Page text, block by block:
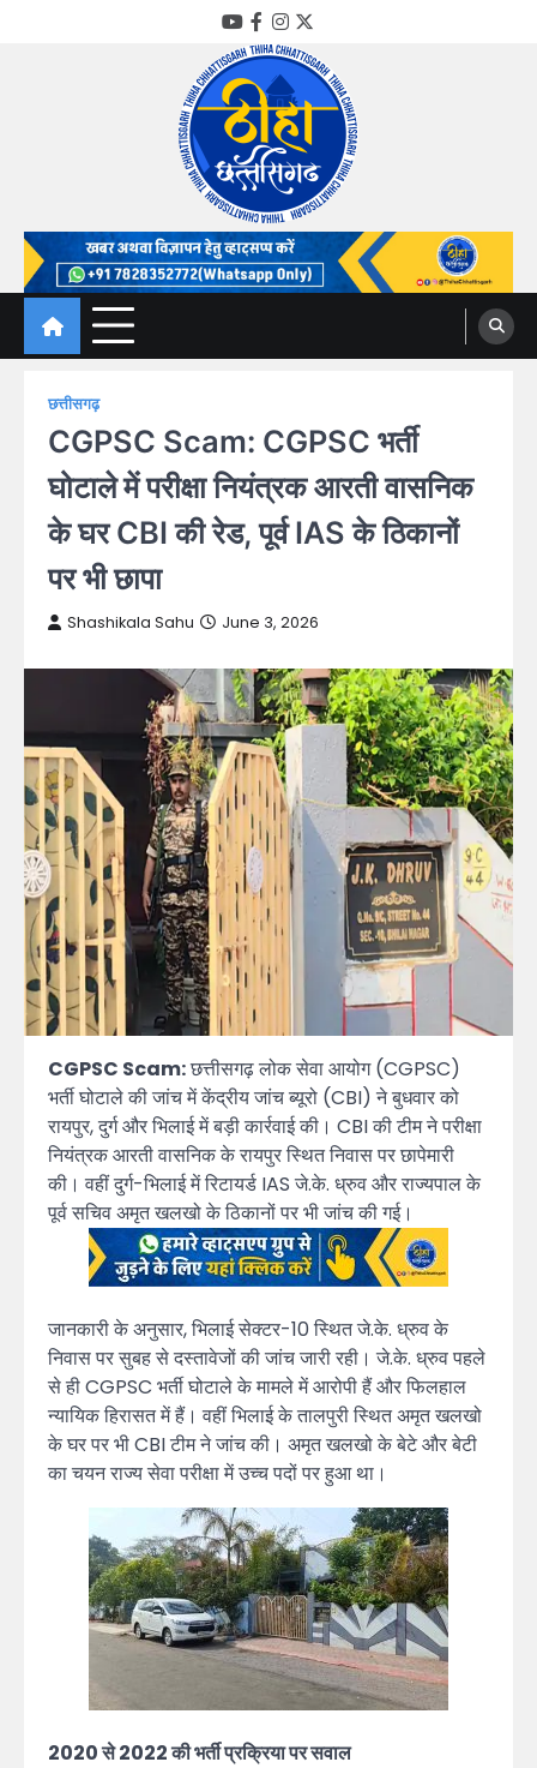
YouTube
Facebook
Instagram
Twitter
Thiha Chhattisgarh
गोठ जन-जन के
छत्तीसगढ़
CGPSC Scam: CGPSC भर्ती
घोटाले में परीक्षा नियंत्रक आरती वासनिक
के घर CBI की रेड, पूर्व IAS के ठिकानों
पर भी छापा
Shashikala Sahu June 3, 2026
CGPSC Scam:छत्तीसगढ़ लोक सेवा आयोग (CGPSC)
भर्ती घोटाले की जांच में केंद्रीय जांच ब्यूरो (CBI) ने बुधवार को
रायपुर, दुर्ग और भिलाई में बड़ी कार्रवाई की। CBI की टीम ने परीक्षा
नियंत्रक आरती वासनिक के रायपुर स्थित निवास पर छापेमारी
की। वहीं दुर्ग-भिलाई में रिटायर्ड IAS जे.के. ध्रुव और राज्यपाल के
पूर्व सचिव अमृत खलखो के ठिकानों पर भी जांच की गई।
जानकारी के अनुसार, भिलाई सेक्टर-10 स्थित जे.के. ध्रुव के
निवास पर सुबह से दस्तावेजों की जांच जारी रही। जे.के. ध्रुव पहले
से ही CGPSC भर्ती घोटाले के मामले में आरोपी हैं और फिलहाल
न्यायिक हिरासत में हैं। वहीं भिलाई के तालपुरी स्थित अमृत खलखो
के घर पर भी CBI टीम ने जांच की। अमृत खलखो के बेटे और बेटी
का चयन राज्य सेवा परीक्षा में उच्च पदों पर हुआ था।
2020 से 2022 की भर्ती प्रक्रिया पर सवाल